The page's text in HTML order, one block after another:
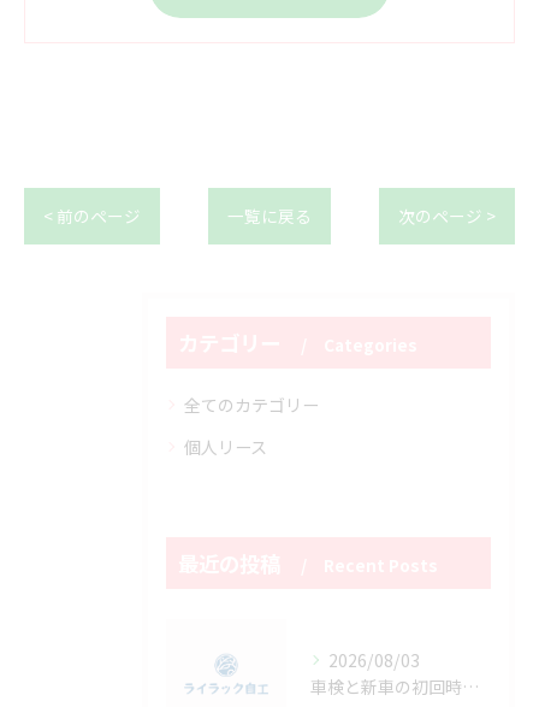
< 前のページ 一覧に戻る 次のページ >
全てのカテゴリー
個人リース
2026/08/03
車検と新車の初回時期や費用を比較して失敗しない選び方を徹底解説